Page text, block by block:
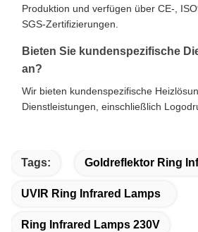
Produktion und verfügen über CE-,
SGS-Zertifizierungen.
Bieten Sie kundenspezifische
an?
Wir bieten kundenspezifische
Dienstleistungen, einschließlich
Tags: Goldreflektor Ring
UVIR Ring Infrared Lamps
Ring Infrared Lamps 230V